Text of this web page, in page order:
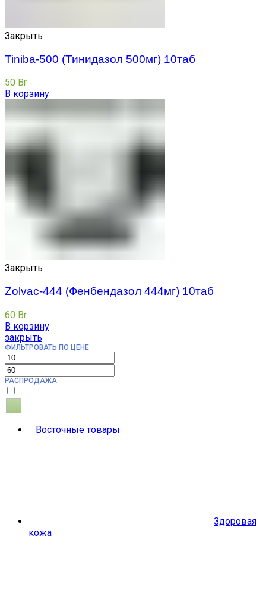
Закрыть
Tiniba-500 (Тинидазол 500мг) 10таб
50 Br
В корзину
Закрыть
Zolvac-444 (Фенбендазол 444мг) 10таб
60 Br
В корзину
закрыть
ФИЛЬТРОВАТЬ ПО ЦЕНЕ
РАСПРОДАЖА
Восточные товары
Здоровая
кожа